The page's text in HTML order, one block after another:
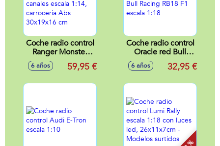
Coche radio control
Ranger Monster
Truck 2 canales
escala 1:14,
6 años 59,95 €
Coche radio control
Oracle red Bull
Racing RB18 F1
escala 1:18
6 años 32,95 €